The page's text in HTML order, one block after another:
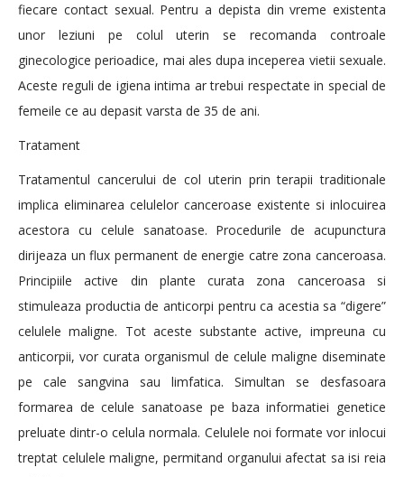
fiecare contact sexual. Pentru a depista din vreme existenta
unor leziuni pe colul uterin se recomanda controale
ginecologice perioadice, mai ales dupa inceperea vietii sexuale.
Aceste reguli de igiena intima ar trebui respectate in special de
femeile ce au depasit varsta de 35 de ani.
Tratament
Tratamentul cancerului de col uterin prin terapii traditionale
implica eliminarea celulelor canceroase existente si inlocuirea
acestora cu celule sanatoase. Procedurile de acupunctura
dirijeaza un flux permanent de energie catre zona canceroasa.
Principiile active din plante curata zona canceroasa si
stimuleaza productia de anticorpi pentru ca acestia sa “digere”
celulele maligne. Tot aceste substante active, impreuna cu
anticorpii, vor curata organismul de celule maligne diseminate
pe cale sangvina sau limfatica. Simultan se desfasoara
formarea de celule sanatoase pe baza informatiei genetice
preluate dintr-o celula normala. Celulele noi formate vor inlocui
treptat celulele maligne, permitand organului afectat sa isi reia